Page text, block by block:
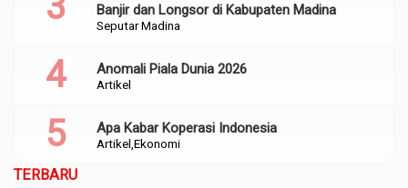
Seputar Madina
Banjir dan Longsor di Kabupaten Madina
Artikel
Anomali Piala Dunia 2026
Artikel Ekonomi
Apa Kabar Koperasi Indonesia
TERBARU